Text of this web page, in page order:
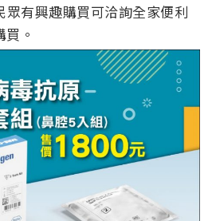
有興趣購買可洽詢全家便利
。